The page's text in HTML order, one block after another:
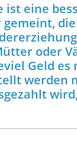
eine
oder
Geld es
werden